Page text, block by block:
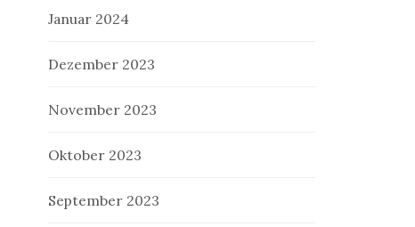
Januar 2024
Dezember 2023
November 2023
Oktober 2023
September 2023